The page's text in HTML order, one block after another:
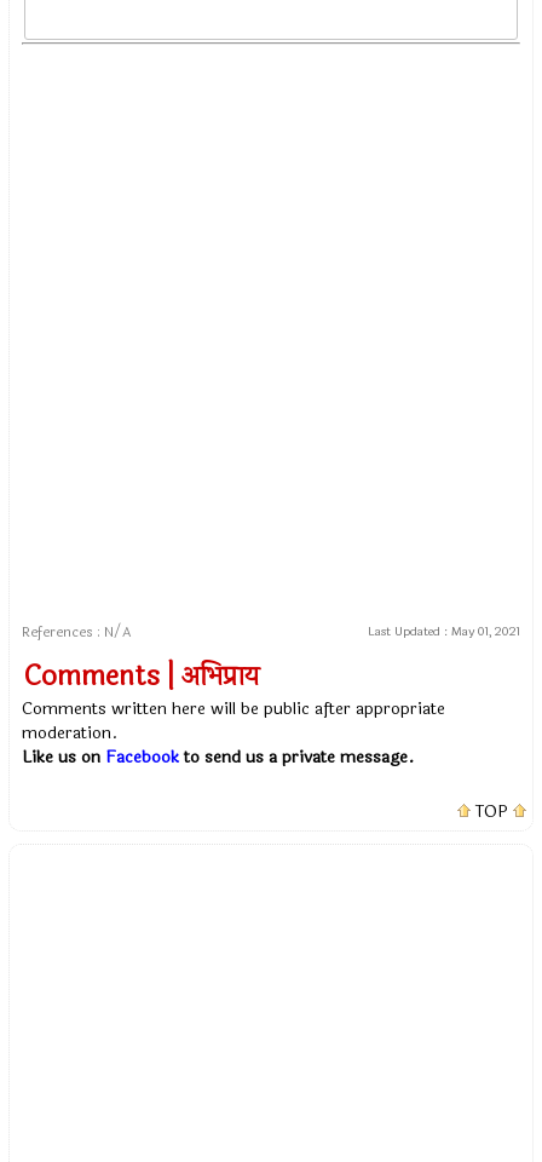
References : N/A Last Updated : May 01, 2021
Comments | अभिप्राय
Comments written here will be public after appropriate
moderation.
Like us on Facebookto send us a private message.
TOP